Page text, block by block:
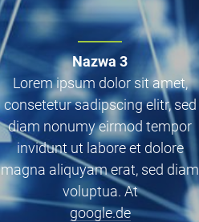
Nazwa 3
Lorem ipsum dolor sit amet,
consetetur sadipscing elitr, sed
diam nonumy eirmod tempor
invidunt ut labore et dolore
magna aliquyam erat, sed diam
voluptua. At
google.de